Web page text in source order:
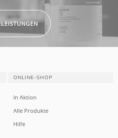
ONLINE-SHOP
In Aktion
Alle Produkte
Hilfe